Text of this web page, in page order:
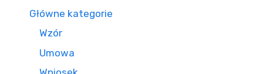
Główne kategorie
Wzór
Umowa